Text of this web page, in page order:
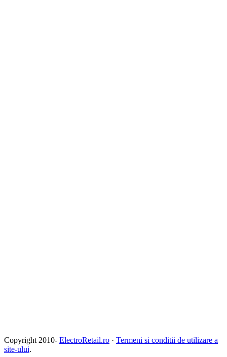
Copyright 2010- ElectroRetail.ro · Termeni si conditii de utilizare a
site-ului.